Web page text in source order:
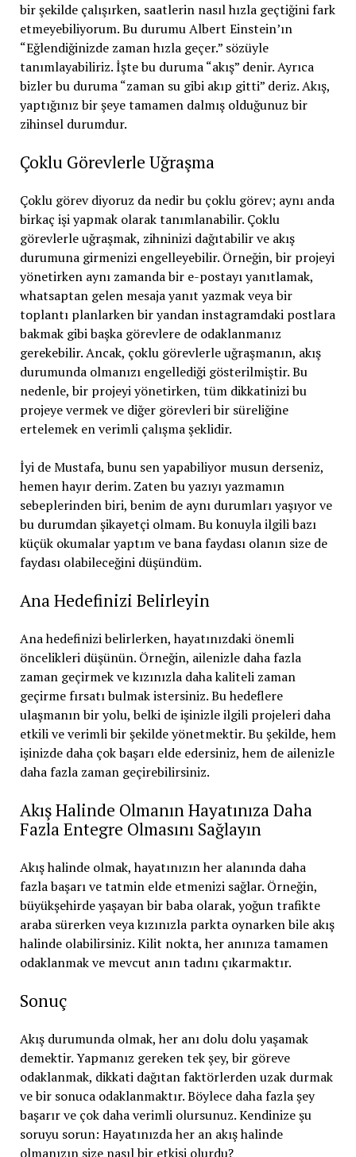
bir şekilde çalışırken, saatlerin nasıl hızla geçtiğini fark
etmeyebiliyorum. Bu durumu Albert Einstein’ın
“Eğlendiğinizde zaman hızla geçer.” sözüyle
tanımlayabiliriz. İşte bu duruma “akış” denir. Ayrıca
bizler bu duruma “zaman su gibi akıp gitti” deriz. Akış,
yaptığınız bir şeye tamamen dalmış olduğunuz bir
zihinsel durumdur.
Çoklu Görevlerle Uğraşma
Çoklu görev diyoruz da nedir bu çoklu görev; aynı anda
birkaç işi yapmak olarak tanımlanabilir. Çoklu
görevlerle uğraşmak, zihninizi dağıtabilir ve akış
durumuna girmenizi engelleyebilir. Örneğin, bir projeyi
yönetirken aynı zamanda bir e-postayı yanıtlamak,
whatsaptan gelen mesaja yanıt yazmak veya bir
toplantı planlarken bir yandan instagramdaki postlara
bakmak gibi başka görevlere de odaklanmanız
gerekebilir. Ancak, çoklu görevlerle uğraşmanın, akış
durumunda olmanızı engellediği gösterilmiştir. Bu
nedenle, bir projeyi yönetirken, tüm dikkatinizi bu
projeye vermek ve diğer görevleri bir süreliğine
ertelemek en verimli çalışma şeklidir.
İyi de Mustafa, bunu sen yapabiliyor musun derseniz,
hemen hayır derim. Zaten bu yazıyı yazmamın
sebeplerinden biri, benim de aynı durumları yaşıyor ve
bu durumdan şikayetçi olmam. Bu konuyla ilgili bazı
küçük okumalar yaptım ve bana faydası olanın size de
faydası olabileceğini düşündüm.
Ana Hedefinizi Belirleyin
Ana hedefinizi belirlerken, hayatınızdaki önemli
öncelikleri düşünün. Örneğin, ailenizle daha fazla
zaman geçirmek ve kızınızla daha kaliteli zaman
geçirme fırsatı bulmak istersiniz. Bu hedeflere
ulaşmanın bir yolu, belki de işinizle ilgili projeleri daha
etkili ve verimli bir şekilde yönetmektir. Bu şekilde, hem
işinizde daha çok başarı elde edersiniz, hem de ailenizle
daha fazla zaman geçirebilirsiniz.
Akış Halinde Olmanın Hayatınıza Daha
Fazla Entegre Olmasını Sağlayın
Akış halinde olmak, hayatınızın her alanında daha
fazla başarı ve tatmin elde etmenizi sağlar. Örneğin,
büyükşehirde yaşayan bir baba olarak, yoğun trafikte
araba sürerken veya kızınızla parkta oynarken bile akış
halinde olabilirsiniz. Kilit nokta, her anınıza tamamen
odaklanmak ve mevcut anın tadını çıkarmaktır.
Sonuç
Akış durumunda olmak, her anı dolu dolu yaşamak
demektir. Yapmanız gereken tek şey, bir göreve
odaklanmak, dikkati dağıtan faktörlerden uzak durmak
ve bir sonuca odaklanmaktır. Böylece daha fazla şey
başarır ve çok daha verimli olursunuz. Kendinize şu
soruyu sorun: Hayatınızda her an akış halinde
olmanızın size nasıl bir etkisi olurdu?